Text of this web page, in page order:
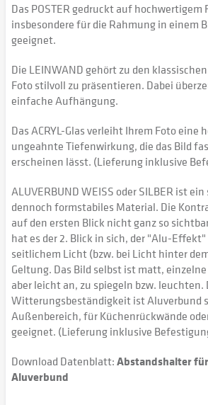
Das POSTER gedruckt auf hochwertigem
insbesondere für die Rahmung in einem
geeignet.
Die LEINWAND gehört zu den
Foto stilvoll zu präsentieren. Dabei
einfache Aufhängung.
Das ACRYL-Glas verleiht Ihrem Foto eine
ungeahnte Tiefenwirkung, die das Bild
erscheinen lässt. (Lieferung inklusive
ALUVERBUND WEISS oder SILBER ist
dennoch formstabiles Material. Die
auf den ersten Blick nicht ganz so
hat es der 2. Blick in sich, der "Alu-
seitlichem Licht (bzw. bei Licht hinter
Geltung. Das Bild selbst ist matt,
aber leicht an, zu spiegeln bzw. leuchten.
Witterungsbeständigkeit ist Aluverbund
Außenbereich, für Küchenrückwände
geeignet. (Lieferung inklusive
Download Datenblatt:Abstandshalter
Aluverbund